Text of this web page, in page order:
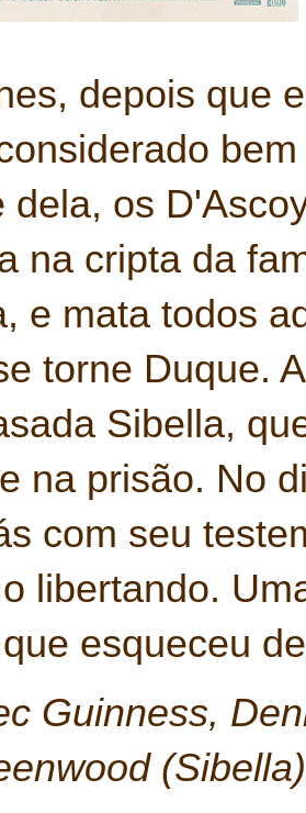
depois que
dela, os
na cripta da
e mata todos
torne Duque.
Sibella,
na prisão. No
com seu
libertando.
esqueceu
Guinness,